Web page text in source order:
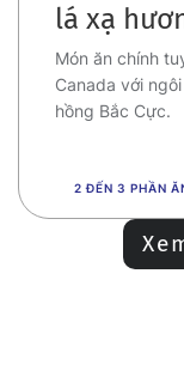
lá xạ
Món ăn chính
Canada với
hồng Bắc Cực.
2 ĐẾN 3 PHẦN